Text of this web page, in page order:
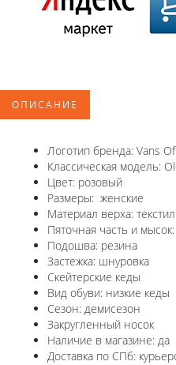
ОПИСАНИЕ
Логотип бренда: Vans
Классическая модель:
Цвет: розовый
Размеры: женские
Материал верха:
Пяточная часть и
Подошва: резина
Застежка: шнуровка
Скейтерские кеды
Вид обуви: низкие кеды
Сезон: демисезон
Закругленный носок
Наличие в магазине: да
Доставка по СПб: